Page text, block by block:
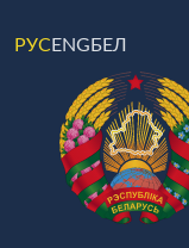
РУСENGБЕЛ